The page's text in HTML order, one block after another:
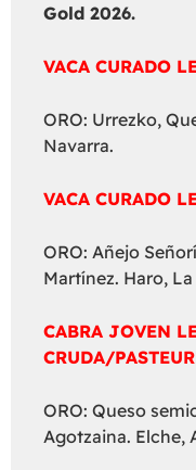
Gold 2026.
VACA CURADO
ORO: Urrezko,
Navarra.
VACA CURADO
ORO: Añejo
Martínez. Haro, La
CABRA JOVEN
CRUDA/
ORO: Queso
Agotzaina. Elche,